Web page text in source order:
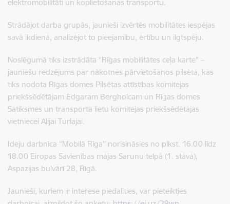
elektromobilitāti un koplietošanas transportu.
Strādājot darba grupās, jaunieši izvērtēs mobilitātes iespējas
savā ikdienā, analizējot to pieejamību, ērtību un ilgtspēju.
Noslēgumā tiks izstrādāta “Rīgas mobilitātes ceļa karte” –
jauniešu redzējums par nākotnes pārvietošanos pilsētā, kas
tiks nodota Rīgas domes Pilsētas attīstības komitejas
priekšsēdētājam Edgaram Bergholcam un Rīgas domes
Satiksmes un transporta lietu komitejas priekšsēdētājas
vietniecei Alijai Turlajai.
Ideju darbnīca “Mobilā Rīga” norisināsies no plkst. 16.00 līdz
18.00 Eiropas Savienības mājas Sarunu telpā (1. stāvā),
Aspazijas bulvārī 28, Rīgā.
Jaunieši, kuriem ir interese piedalīties, var pieteikties